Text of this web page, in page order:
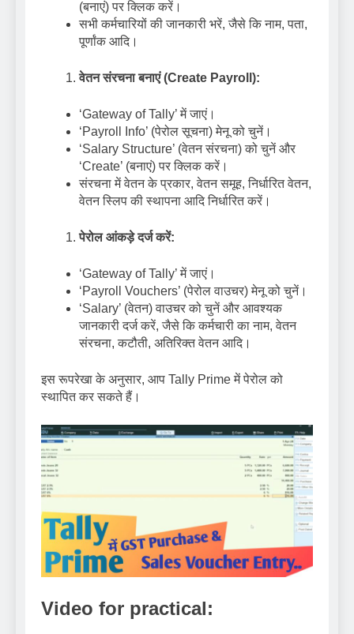
(बनाएं) पर क्लिक करें।
सभी कर्मचारियों की जानकारी भरें, जैसे कि नाम, पता,
पूर्णांक आदि।
वेतन संरचना बनाएं (Create Payroll):
‘Gateway of Tally’ में जाएं।
‘Payroll Info’ (पेरोल सूचना) मेनू को चुनें।
‘Salary Structure’ (वेतन संरचना) को चुनें और
‘Create’ (बनाएं) पर क्लिक करें।
संरचना में वेतन के प्रकार, वेतन समूह, निर्धारित वेतन,
वेतन स्लिप की स्थापना आदि निर्धारित करें।
पेरोल आंकड़े दर्ज करें:
‘Gateway of Tally’ में जाएं।
‘Payroll Vouchers’ (पेरोल वाउचर) मेनू को चुनें।
‘Salary’ (वेतन) वाउचर को चुनें और आवश्यक
जानकारी दर्ज करें, जैसे कि कर्मचारी का नाम, वेतन
संरचना, कटौती, अतिरिक्त वेतन आदि।
इस रूपरेखा के अनुसार, आप Tally Prime में पेरोल को
स्थापित कर सकते हैं।
Video for practical: